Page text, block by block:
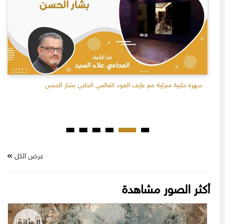
سهرة حلبية منزلية مع عازف العود العالمي الحلبي بشار الحسن
عرض الكل
أكثر الصور مشاهدة